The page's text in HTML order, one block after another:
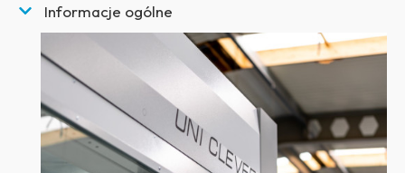
Informacje ogólne